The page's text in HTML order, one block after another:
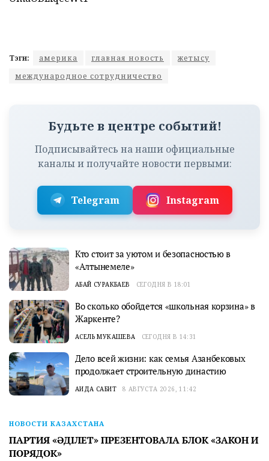
Тэги: америка главная новость
жетысу
международное сотрудничество
Будьте в центре событий!
Подписывайтесь на наши официальные
каналы и получайте новости первыми:
Telegram Instagram
Кто стоит за уютом и безопасностью в
«Алтынемеле»
АБАЙ СУРАКБАЕВ СЕГОДНЯ В 18:01
Во сколько обойдется «школьная корзина» в
Жаркенте?
АСЕЛЬ МУКАШЕВА СЕГОДНЯ В 14:31
Дело всей жизни: как семья Азанбековых
продолжает строительную династию
АИДА САБИТ 8 АВГУСТА 2026, 11:42
НОВОСТИ КАЗАХСТАНА
ПАРТИЯ «ӘДІЛЕТ» ПРЕЗЕНТОВАЛА БЛОК «ЗАКОН И
ПОРЯДОК»